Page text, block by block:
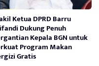
Ketua DPRD Barru
Dukung Penuh
Kepala BGN untuk
Program Makan
Gratis